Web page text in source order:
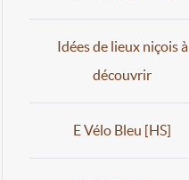
Idées de lieux niçois à
découvrir
E Vélo Bleu [HS]